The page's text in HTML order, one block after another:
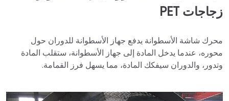
زجاجات PET
محرك شاشة الأسطوانة يدفع جهاز الأسطوانة للدوران حول
محوره، عندما يدخل المادة إلى جهاز الأسطوانة، ستقلب المادة
وتدور، والدوران سيفكك المادة، مما يسهل فرز القمامة.